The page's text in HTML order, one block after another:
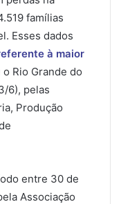
famílias
Esses dados
à maior
Rio Grande do
6), pelas
Produção
entre 30 de
Associação